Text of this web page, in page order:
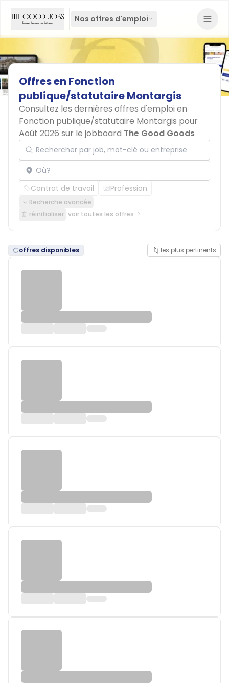
Nos offres d'emploi
Offresen Fonction
publique/statutaireMontargis
Consultez les dernières offres d'emploi en
Fonction publique/statutaire Montargis pour
Août 2026 sur le jobboard The Good Goods
Rechercher par job, mot-clé ou entreprise
Localisation
Contrat de travail Profession
Recherche avancée
réinitialiser voir toutes les offres
offres disponibles les plus pertinents